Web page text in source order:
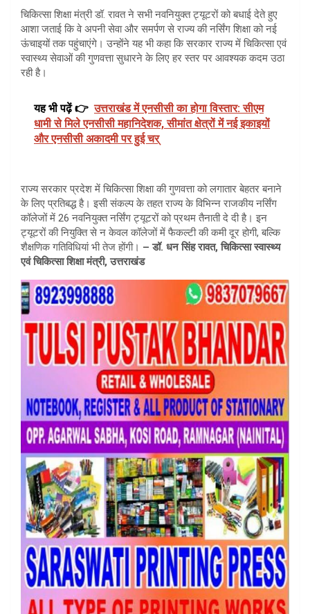
चिकित्सा शिक्षा मंत्री डॉ. रावत ने सभी नवनियुक्त ट्यूटरों को बधाई देते हुए
आशा जताई कि वे अपनी सेवा और समर्पण से राज्य की नर्सिंग शिक्षा को नई
ऊंचाइयों तक पहुंचाएंगे। उन्होंने यह भी कहा कि सरकार राज्य में चिकित्सा एवं
स्वास्थ्य सेवाओं की गुणवत्ता सुधारने के लिए हर स्तर पर आवश्यक कदम उठा
रही है।
यह भी पढ़ें 👉 उत्तराखंड में एनसीसी का होगा विस्तार: सीएम
धामी से मिले एनसीसी महानिदेशक, सीमांत क्षेत्रों में नई इकाइयों
और एनसीसी अकादमी पर हुई चर्
राज्य सरकार प्रदेश में चिकित्सा शिक्षा की गुणवत्ता को लगातार बेहतर बनाने
के लिए प्रतिबद्ध है। इसी संकल्प के तहत राज्य के विभिन्न राजकीय नर्सिंग
कॉलेजों में 26 नवनियुक्त नर्सिंग ट्यूटरों को प्रथम तैनाती दे दी है। इन
ट्यूटरों की नियुक्ति से न केवल कॉलेजों में फैकल्टी की कमी दूर होगी, बल्कि
शैक्षणिक गतिविधियां भी तेज होंगी। – डॉ. धन सिंह रावत, चिकित्सा स्वास्थ्य
एवं चिकित्सा शिक्षा मंत्री, उत्तराखंड